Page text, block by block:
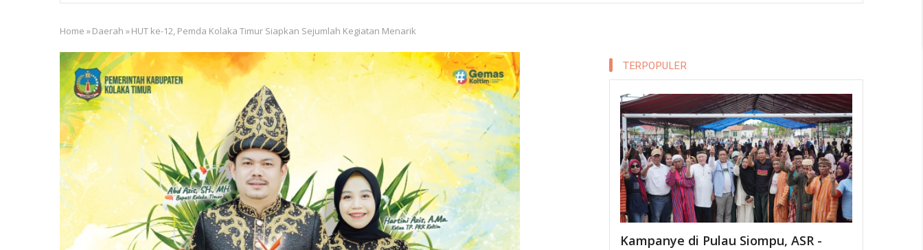
Breadcrumb
Home »Daerah »HUT ke-12, Pemda Kolaka Timur Siapkan Sejumlah Kegiatan Menarik
TERPOPULER
Kampanye di Pulau Siompu, ASR -